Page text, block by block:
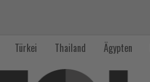
Türkei Thailand Ägypten